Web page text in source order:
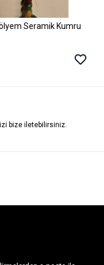
Sepete Ekle
Seramik Kumru
bize iletebilirsiniz.